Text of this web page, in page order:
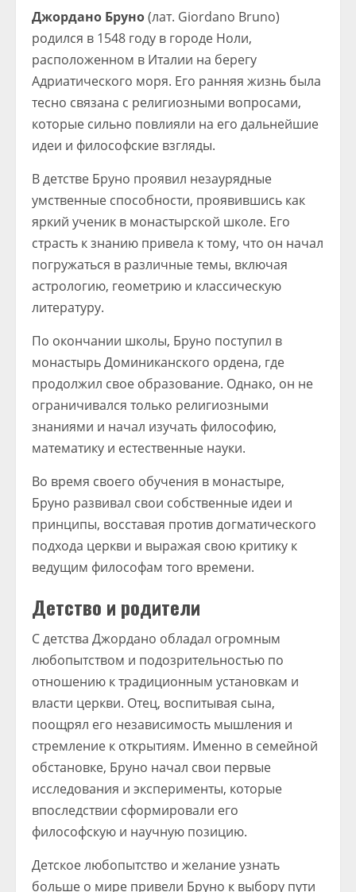
Джордано Бруно(лат. Giordano Bruno)
родился в 1548 году в городе Ноли,
расположенном в Италии на берегу
Адриатического моря. Его ранняя жизнь была
тесно связана с религиозными вопросами,
которые сильно повлияли на его дальнейшие
идеи и философские взгляды.
В детстве Бруно проявил незаурядные
умственные способности, проявившись как
яркий ученик в монастырской школе. Его
страсть к знанию привела к тому, что он начал
погружаться в различные темы, включая
астрологию, геометрию и классическую
литературу.
По окончании школы, Бруно поступил в
монастырь Доминиканского ордена, где
продолжил свое образование. Однако, он не
ограничивался только религиозными
знаниями и начал изучать философию,
математику и естественные науки.
Во время своего обучения в монастыре,
Бруно развивал свои собственные идеи и
принципы, восставая против догматического
подхода церкви и выражая свою критику к
ведущим философам того времени.
Детство и родители
С детства Джордано обладал огромным
любопытством и подозрительностью по
отношению к традиционным установкам и
власти церкви. Отец, воспитывая сына,
поощрял его независимость мышления и
стремление к открытиям. Именно в семейной
обстановке, Бруно начал свои первые
исследования и эксперименты, которые
впоследствии сформировали его
философскую и научную позицию.
Детское любопытство и желание узнать
больше о мире привели Бруно к выбору пути